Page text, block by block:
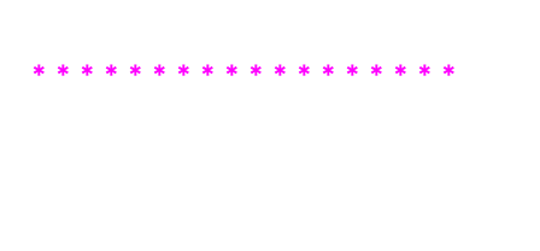
＊＊＊＊＊＊＊＊＊＊＊＊＊＊＊＊＊＊